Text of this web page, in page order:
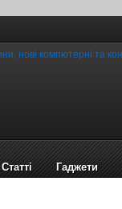
Статті Гаджети